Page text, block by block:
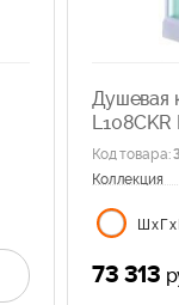
Душевая
L108CKR
Код товара:
Коллекция
73 313